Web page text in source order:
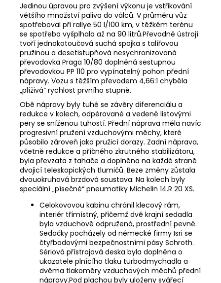
Jedinou úpravou pro zvýšení výkonu je vstřikování
většího množství paliva do válců. V průměru vůz
spotřeboval při rallye 50 l/100 km, v těžkém terénu
se spotřeba vyšplhala až na 90 litrů.Převodné ústrojí
tvoří jednokotoučová suchá spojka s talířovou
pružinou a desetistupňová nesychronizovaná
převodovka Praga 10/80 doplněná sestupnou
převodovkou PP 110 pro vypínatelný pohon přední
nápravy. Vozu s těžším převodem 4,66:1 chyběla
„plíživá“ rychlost prvního stupně.
Obě nápravy byly tuhé se závěry diferenciálu a
redukce v kolech, odpérované a vedené listovými
pery se sníženou tuhostí. Přední náprava měla navíc
progresivní pružení vzduchovými měchy, které
působilo zároveň jako pružicí dorazy. Zadní náprava,
včetně redukce a příčného zkrutného stabilizátoru,
byla převzata z tahače a doplněna na každé straně
dvojicí teleskopických tlumičů. Beze změny zůstala
dvouokruhová brzdová soustava. Na kolech byly
speciální „písečné“ pneumatiky Michelin 14.R 20 XS.
Celokovovou kabinu chránil klecový rám,
interiér třímístný, přičemž dvě krajní sedadla
byla vzduchově odpružená, prostřední pevné.
Sedačky pocházely od německé firmy Isri se
čtyřbodovými bezpečnostními pásy Schroth.
Sériová přístrojová deska byla doplněna o
ukazatele plnícího tlaku turbodmychadla a
dvěma tlakoměry vzduchových měchů přední
nápravy.Pod plachou byly uloženy svářecí